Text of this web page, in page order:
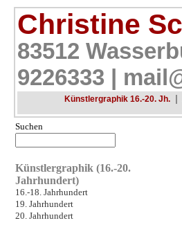
Christine
83512
9226333 |
Künstlergraphik 16.-20. Jh. |
Suchen
Künstlergraphik (16.-20.
Jahrhundert)
16.-18. Jahrhundert
19. Jahrhundert
20. Jahrhundert